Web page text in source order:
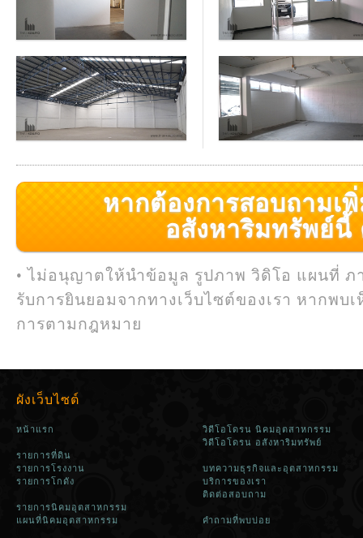
หากต้องการสอบถามเ
อสังหาริมทรัพย์นี้
• ไม่อนุญาตให้นำข้อมูล รูปภาพ วิดิโอ แผนที่ ภ
รับการยินยอมจากทางเว็บไซต์ของเรา หากพบ
การตามกฎหมาย
ผังเว็บไซต์
หน้าแรก
รายการที่ดิน
รายการโรงงาน
รายการโกดัง
รายการนิคมอุตสาหกรรม
แผนที่นิคมอุตสาหกรรม
วิดีโอโดรน นิคมอุตสาหกรรม
วิดีโอโดรน อสังหาริมทรัพย์
บทความธุรกิจและอุตสาหกรรม
บริการของเรา
ติดต่อสอบถาม
คำถามที่พบบ่อย